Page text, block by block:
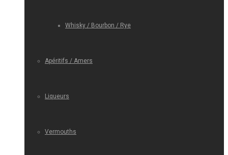
Whisky / Bourbon / Rye
Apéritifs / Amers
Liqueurs
Vermouths